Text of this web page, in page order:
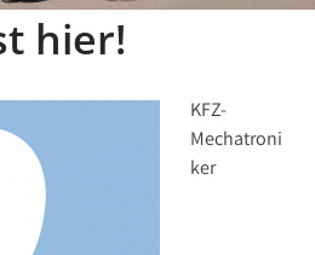
hier!
KFZ-
Mechatroni
ker